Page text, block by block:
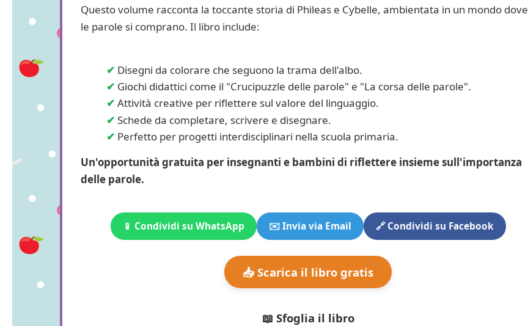
Questo volume racconta la toccante storia di Phileas e Cybelle, ambientata in un mondo dove
le parole si comprano. Il libro include:
Disegni da colorare che seguono la trama dell'albo.
Giochi didattici come il "Crucipuzzle delle parole" e "La corsa delle parole".
Attività creative per riflettere sul valore del linguaggio.
Schede da completare, scrivere e disegnare.
Perfetto per progetti interdisciplinari nella scuola primaria.
Un'opportunità gratuita per insegnanti e bambini di riflettere insieme sull'importanza
delle parole.
📱 Condividi su WhatsApp ✉️ Invia via Email 🔗 Condividi su Facebook
📥 Scarica il libro gratis
📖 Sfoglia il libro